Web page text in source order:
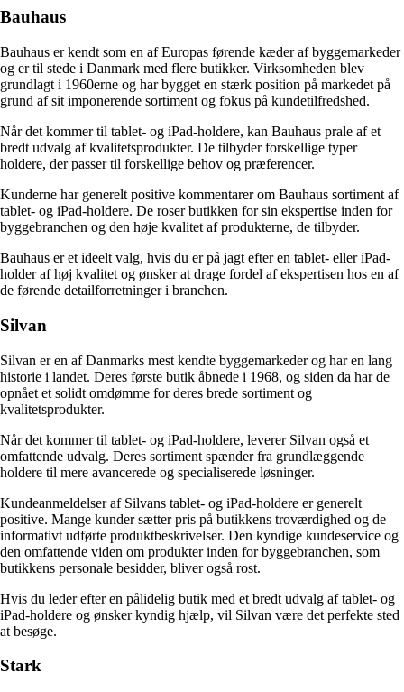
Bauhaus
Bauhaus er kendt som en af ​​Europas førende kæder af byggemarkeder
og er til stede i Danmark med flere butikker. Virksomheden blev
grundlagt i 1960erne og har bygget en stærk position på markedet på
grund af sit imponerende sortiment og fokus på kundetilfredshed.
Når det kommer til tablet- og iPad-holdere, kan Bauhaus prale af et
bredt udvalg af kvalitetsprodukter. De tilbyder forskellige typer
holdere, der passer til forskellige behov og præferencer.
Kunderne har generelt positive kommentarer om Bauhaus sortiment af
tablet- og iPad-holdere. De roser butikken for sin ekspertise inden for
byggebranchen og den høje kvalitet af produkterne, de tilbyder.
Bauhaus er et ideelt valg, hvis du er på jagt efter en tablet- eller iPad-
holder af høj kvalitet og ønsker at drage fordel af ekspertisen hos en af ​​
de førende detailforretninger i branchen.
Silvan
Silvan er en af ​​Danmarks mest kendte byggemarkeder og har en lang
historie i landet. Deres første butik åbnede i 1968, og siden da har de
opnået et solidt omdømme for deres brede sortiment og
kvalitetsprodukter.
Når det kommer til tablet- og iPad-holdere, leverer Silvan også et
omfattende udvalg. Deres sortiment spænder fra grundlæggende
holdere til mere avancerede og specialiserede løsninger.
Kundeanmeldelser af Silvans tablet- og iPad-holdere er generelt
positive. Mange kunder sætter pris på butikkens troværdighed og de
informativt udførte produktbeskrivelser. Den kyndige kundeservice og
den omfattende viden om produkter inden for byggebranchen, som
butikkens personale besidder, bliver også rost.
Hvis du leder efter en pålidelig butik med et bredt udvalg af tablet- og
iPad-holdere og ønsker kyndig hjælp, vil Silvan være det perfekte sted
at besøge.
Stark